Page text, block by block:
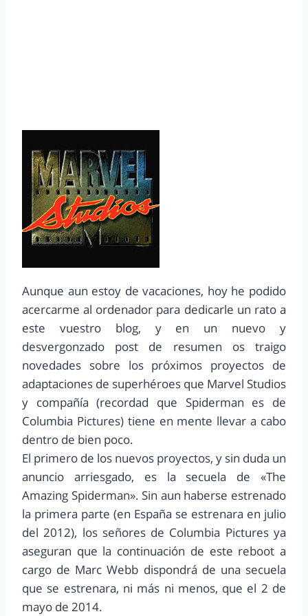
Aunque aun estoy de vacaciones, hoy he podido
acercarme al ordenador para dedicarle un rato a
este vuestro blog, y en un nuevo y
desvergonzado post de resumen os traigo
novedades sobre los próximos proyectos de
adaptaciones de superhéroes que Marvel Studios
y compañía (recordad que Spiderman es de
Columbia Pictures) tiene en mente llevar a cabo
dentro de bien poco.
El primero de los nuevos proyectos, y sin duda un
anuncio arriesgado, es la secuela de «The
Amazing Spiderman». Sin aun haberse estrenado
la primera parte (en España se estrenara en julio
del 2012), los señores de Columbia Pictures ya
aseguran que la continuación de este reboot a
cargo de Marc Webb dispondrá de una secuela
que se estrenara, ni más ni menos, que el 2 de
mayo de 2014.